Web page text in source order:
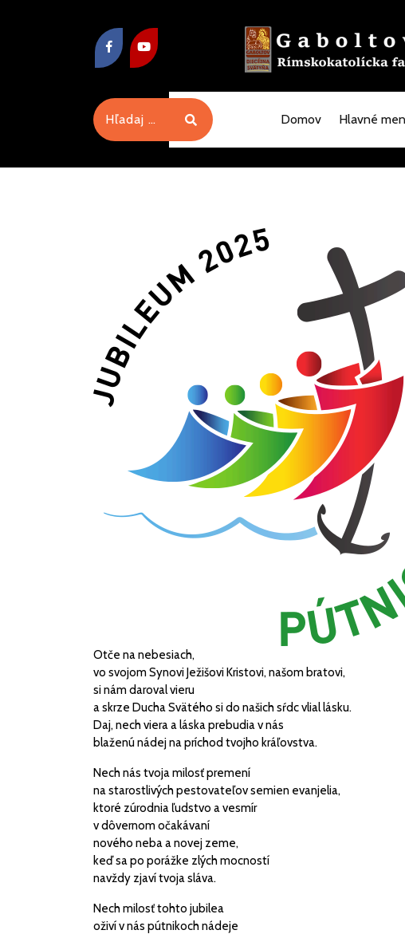
Domov Hlavné
Otče na nebesiach,
vo svojom Synovi Ježišovi Kristovi, našom bratovi,
si nám daroval vieru
a skrze Ducha Svätého si do našich sŕdc vlial lásku.
Daj, nech viera a láska prebudia v nás
blaženú nádej na príchod tvojho kráľovstva.
Nech nás tvoja milosť premení
na starostlivých pestovateľov semien evanjelia,
ktoré zúrodnia ľudstvo a vesmír
v dôvernom očakávaní
nového neba a novej zeme,
keď sa po porážke zlých mocností
navždy zjaví tvoja sláva.
Nech milosť tohto jubilea
oživí v nás pútnikoch nádeje